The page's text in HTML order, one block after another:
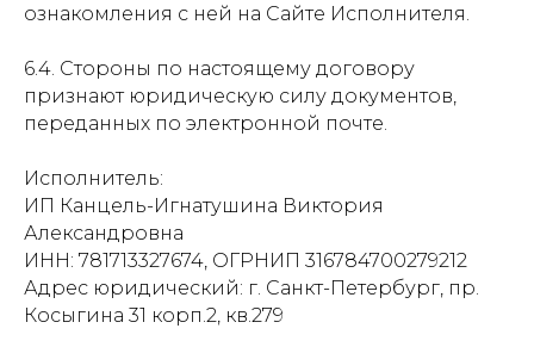
ознакомления с ней на Сайте Исполнителя.
6.4. Стороны по настоящему договору
признают юридическую силу документов,
переданных по электронной почте.
Исполнитель:
ИП Канцель-Игнатушина Виктория
Александровна
ИНН: 781713327674, ОГРНИП 316784700279212
Адрес юридический: г. Санкт-Петербург, пр.
Косыгина 31 корп.2, кв.279